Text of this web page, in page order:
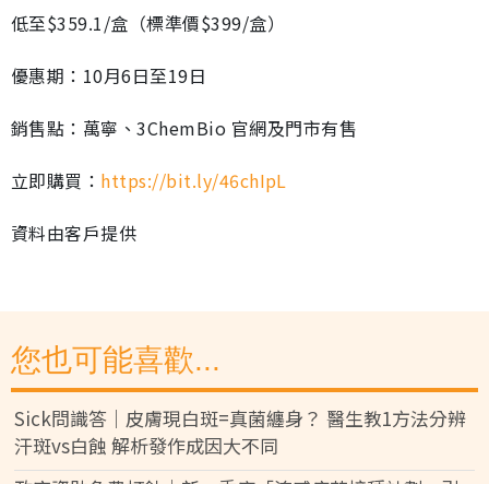
低至$359.1/盒（標準價$399/盒）
優惠期：10月6日至19日
銷售點：萬寧、3ChemBio 官網及門市有售
立即購買： https://bit.ly/46chIpL
資料由客戶提供
您也可能喜歡...
Sick問識答｜皮膚現白斑=真菌纏身？ 醫生教1方法分辨
汗斑vs白蝕 解析發作成因大不同